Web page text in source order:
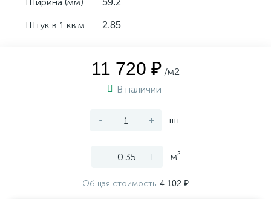
59.2
Штук в 1 кв.м. 2.85
11 720 ₽ /м2
В наличии
- + шт.
- + м²
Общая стоимость 4 102 ₽